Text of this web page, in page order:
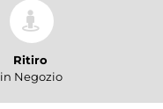
Ritiro
in Negozio